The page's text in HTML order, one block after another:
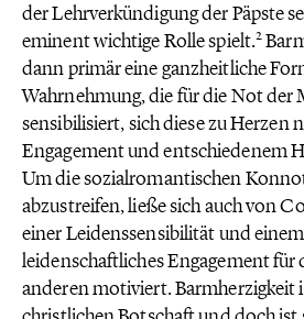
der Lehrverkündigung der Päpste
eminent wichtige Rolle spielt.2
dann primär eine ganzheitliche
Wahrnehmung, die für die Not der
sensibilisiert, sich diese zu Herzen
Engagement und entschiedenem
Um die sozialromantischen
abzustreifen, ließe sich auch von
einer Leidenssensibilität und
leidenschaftliches Engagement für
anderen motiviert. Barmherzigkeit